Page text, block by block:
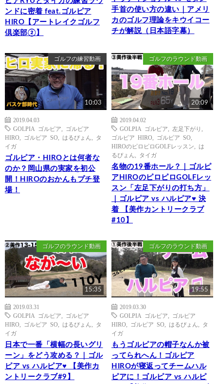
ンドに密着 feat.ゴルピア
HIRO【アートレイクゴルフ
倶楽部②】
手首の使い方の違い｜アメリ
カのゴルフ理論をキウイコー
チが解説（日本語字幕）
ゴルフの練習動画
10:03
2019.04.03
GOLPIA ゴルピア
ゴルピア
HIRO
ゴルピア SO はるぴょん
タ
イガ
ゴルピア・HIROとは何者な
のか？岡山県の実家を初公
開！HIROのおかんもプチ登
場！
ゴルフのラウンド動画
20:09
2019.04.02
GOLPIA ゴルピア
左足下がり
ゴルピア HIRO
ゴルピア SO
HIROのピロピロGOLFレッスン
は
るぴょん
タイガ
名物の19番ホール？｜ゴルピ
アHIROのピロピロGOLFレッ
スン「左足下がりの打ち方」
｜ゴルピア vs ハルピア♥ 決
着 【美作カントリークラブ
#10】
ゴルフのラウンド動画
15:35
2019.03.31
GOLPIA ゴルピア
ゴルピア
HIRO
ゴルピア SO はるぴょん
タ
イガ
日本で一番「横幅の長いグリ
ーン」をどう攻める？｜ゴル
ピア vs ハルピア♥ 【美作カ
ントリークラブ#9】
ゴルフのラウンド動画
19:55
2019.03.30
GOLPIA ゴルピア
ゴルピア
HIRO
ゴルピア SO はるぴょん
タ
イガ
もうゴルピアの帽子なんか被
ってられへん！ゴルピア
HIROが寝返ってチームハル
ピアに！ゴルピア vs ハルピ